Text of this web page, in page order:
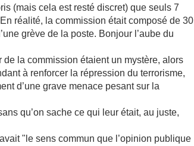
(mais cela est resté discret) que seuls 7
réalité, la commission était composé de 30
grève de la poste. Bonjour l’aube du
la commission étaient un mystère, alors
à renforcer la répression du terrorisme,
d’une grave menace pesant sur la
qu’on sache ce qui leur était, au juste,
"le sens commun que l’opinion publique